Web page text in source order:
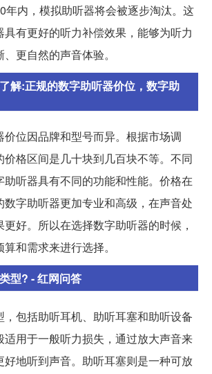
年内，模拟助听器将会被逐步淘汰。这
具有更好的听力补偿效果，能够为听力
更自然的声音体验。
解:正规的数字助听器价位，数字助
价位因品牌和型号而异。根据市场调
格区间是几十块到几百块不等。不同
听器具有不同的功能和性能。价格在
数字助听器更加专业和高级，在声音处
好。所以在选择数字助听器的时候，
和需求来进行选择。
型? - 红网问答
包括助听耳机、助听耳塞和助听设备
适用于一般听力损失，通过放大声音来
好地听到声音。助听耳塞则是一种可放